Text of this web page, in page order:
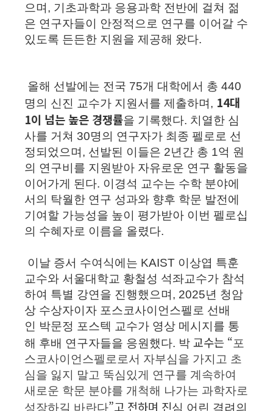
으며, 기초과학과 응용과학 전반에 걸쳐 젊
은 연구자들이 안정적으로 연구를 이어갈 수
있도록 든든한 지원을 제공해 왔다.
올해 선발에는 전국 75개 대학에서 총 440
명의 신진 교수가 지원서를 제출하며, 14대
1이 넘는 높은 경쟁률을 기록했다. 치열한 심
사를 거쳐 30명의 연구자가 최종 펠로로 선
정되었으며, 선발된 이들은 2년간 총 1억 원
의 연구비를 지원받아 자유로운 연구 활동을
이어가게 된다. 이경석 교수는 수학 분야에
서의 탁월한 연구 성과와 향후 학문 발전에
기여할 가능성을 높이 평가받아 이번 펠로십
의 수혜자로 이름을 올렸다.
이날 증서 수여식에는 KAIST 이상엽 특훈
교수와 서울대학교 황철성 석좌교수가 참석
하여 특별 강연을 진행했으며, 2025년 청암
상 수상자이자 포스코사이언스펠로 선배
인 박문정 포스텍 교수가 영상 메시지를 통
해 후배 연구자들을 응원했다. 박 교수는 “포
스코사이언스펠로로서 자부심을 가지고 초
심을 잃지 말고 뚝심있게 연구를 계속하여
새로운 학문 분야를 개척해 나가는 과학자로
성장하길 바란다”고 전하며 진심 어린 격려의